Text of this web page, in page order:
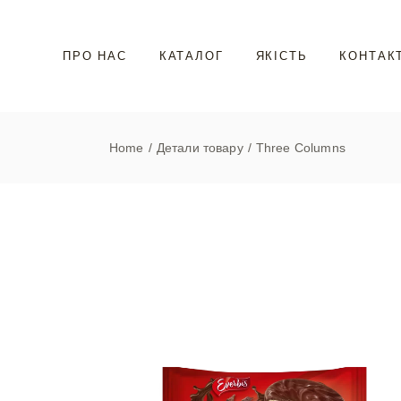
ПРО НАС КАТАЛОГ ЯКІСТЬ
Home Детали товару Three Columns